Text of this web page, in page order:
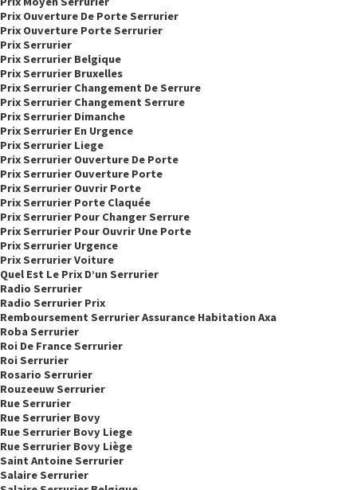
Prix Ouverture De Porte Serrurier
Prix Ouverture Porte Serrurier
Prix Serrurier
Prix Serrurier Belgique
Prix Serrurier Bruxelles
Prix Serrurier Changement De Serrure
Prix Serrurier Changement Serrure
Prix Serrurier Dimanche
Prix Serrurier En Urgence
Prix Serrurier Liege
Prix Serrurier Ouverture De Porte
Prix Serrurier Ouverture Porte
Prix Serrurier Ouvrir Porte
Prix Serrurier Porte Claquée
Prix Serrurier Pour Changer Serrure
Prix Serrurier Pour Ouvrir Une Porte
Prix Serrurier Urgence
Prix Serrurier Voiture
Quel Est Le Prix D’un Serrurier
Radio Serrurier
Radio Serrurier Prix
Remboursement Serrurier Assurance Habitation Axa
Roba Serrurier
Roi De France Serrurier
Roi Serrurier
Rosario Serrurier
Rouzeeuw Serrurier
Rue Serrurier
Rue Serrurier Bovy
Rue Serrurier Bovy Liege
Rue Serrurier Bovy Liège
Saint Antoine Serrurier
Salaire Serrurier